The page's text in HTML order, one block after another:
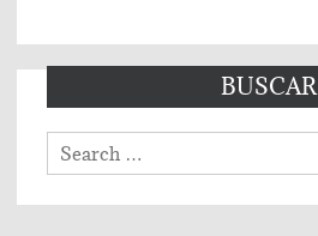
BUSCAR